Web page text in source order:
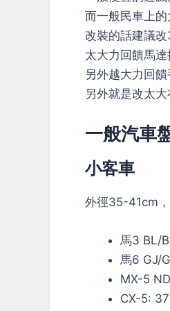
而一般民車上
改裝的話建議
太大力回饋馬
另外越大力回
另外就是改太
一般汽車
小客車
外徑35-41cm，
馬3 BL/
馬6 GJ/
MX-5
CX-5: